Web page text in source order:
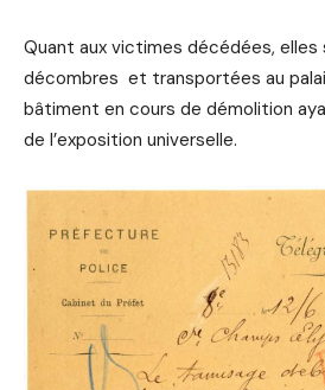
Quant aux victimes décédées,
décombres et transportées au
bâtiment en cours de démolition
de l’exposition universelle.